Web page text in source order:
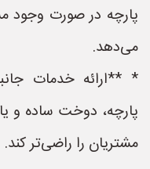
پارچه در صورت وجود
می‌دهد.
* **ارائه خدمات
پارچه، دوخت ساده و
مشتریان را راضی‌تر کند.